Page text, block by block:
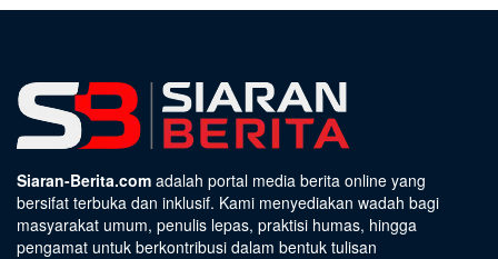
Siaran-Berita.com adalah portal media berita online yang
bersifat terbuka dan inklusif. Kami menyediakan wadah bagi
masyarakat umum, penulis lepas, praktisi humas, hingga
pengamat untuk berkontribusi dalam bentuk tulisan